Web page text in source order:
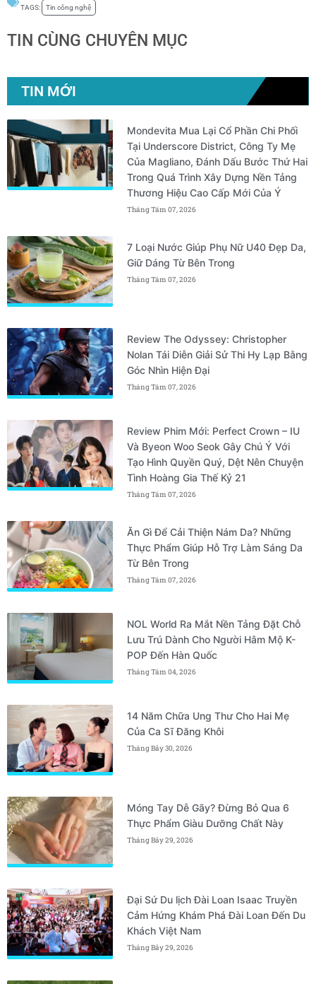
TAGS: Tin công nghệ
TIN CÙNG CHUYÊN MỤC
TIN MỚI
Mondevita Mua Lại Cổ Phần Chi Phối
Tại Underscore District, Công Ty Mẹ
Của Magliano, Đánh Dấu Bước Thứ Hai
Trong Quá Trình Xây Dựng Nền Tảng
Thương Hiệu Cao Cấp Mới Của Ý
Tháng Tám 07, 2026
7 Loại Nước Giúp Phụ Nữ U40 Đẹp Da,
Giữ Dáng Từ Bên Trong
Tháng Tám 07, 2026
Review The Odyssey: Christopher
Nolan Tái Diễn Giải Sử Thi Hy Lạp Bằng
Góc Nhìn Hiện Đại
Tháng Tám 07, 2026
Review Phim Mới: Perfect Crown – IU
Và Byeon Woo Seok Gây Chú Ý Với
Tạo Hình Quyền Quý, Dệt Nên Chuyện
Tình Hoàng Gia Thế Kỷ 21
Tháng Tám 07, 2026
Ăn Gì Để Cải Thiện Nám Da? Những
Thực Phẩm Giúp Hỗ Trợ Làm Sáng Da
Từ Bên Trong
Tháng Tám 07, 2026
NOL World Ra Mắt Nền Tảng Đặt Chỗ
Lưu Trú Dành Cho Người Hâm Mộ K-
POP Đến Hàn Quốc
Tháng Tám 04, 2026
14 Năm Chữa Ung Thư Cho Hai Mẹ
Của Ca Sĩ Đăng Khôi
Tháng Bảy 30, 2026
Móng Tay Dễ Gãy? Đừng Bỏ Qua 6
Thực Phẩm Giàu Dưỡng Chất Này
Tháng Bảy 29, 2026
Đại Sứ Du lịch Đài Loan Isaac Truyền
Cảm Hứng Khám Phá Đài Loan Đến Du
Khách Việt Nam
Tháng Bảy 29, 2026